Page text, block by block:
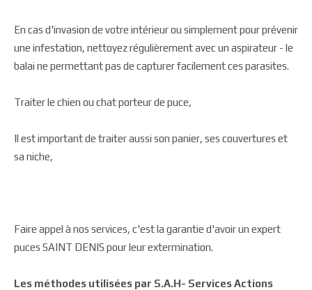
En cas d'invasion de votre intérieur ou simplement pour prévenir
une infestation, nettoyez régulièrement avec un aspirateur - le
balai ne permettant pas de capturer facilement ces parasites.
Traiter le chien ou chat porteur de puce,
Il est important de traiter aussi son panier, ses couvertures et
sa niche,
Faire appel à nos services, c'est la garantie d'avoir un expert
puces SAINT DENIS pour leur extermination.
Les méthodes utilisées par S.A.H- Services Actions